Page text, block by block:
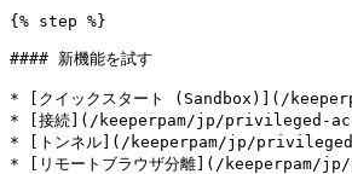
{% step %}
#### 新機能を試す
* [クイックスタート (Sandbox)](/
* [接続](/keeperpam/jp/privileged-
* [トンネル](/keeperpam/jp/
* [リモートブラウザ分離](/